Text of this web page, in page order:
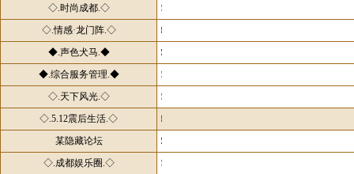
◇.时尚成都.◇
◇.情感·龙门阵.◇
◆.声色犬马.◆
◆.综合服务管理.◆
◇.天下风光.◇
◇.5.12震后生活.◇
某隐藏论坛
◇.成都娱乐圈.◇